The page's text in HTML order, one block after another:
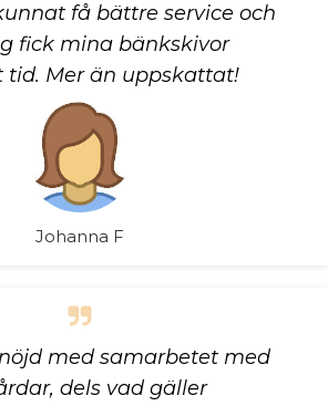
få bättre service och
fick mina bänkskivor
tid. Mer än uppskattat!
Johanna F
med samarbetet med
dels vad gäller